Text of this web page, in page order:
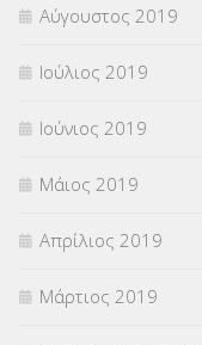
Αύγουστος 2019
Ιούλιος 2019
Ιούνιος 2019
Μάιος 2019
Απρίλιος 2019
Μάρτιος 2019